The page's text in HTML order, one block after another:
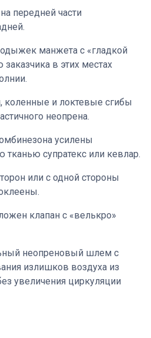
передней части
манжета с «гладкой
в этих местах
коленные и локтевые сгибы
неопрена.
усилены
тканью супратекс или кевлар.
или с одной стороны
клапан с «велькро»
неопреновый шлем с
излишков воздуха из
увеличения циркуляции